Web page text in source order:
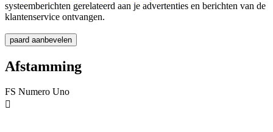
systeemberichten gerelateerd aan je advertenties en berichten van de
klantenservice ontvangen.
Afstamming
FS Numero Uno
